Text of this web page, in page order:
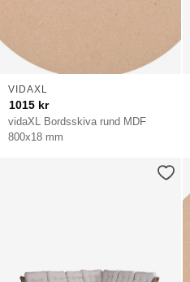
vidaXL Bordsskiva rund MDF
800x18 mm
VIDAXL
1015 kr